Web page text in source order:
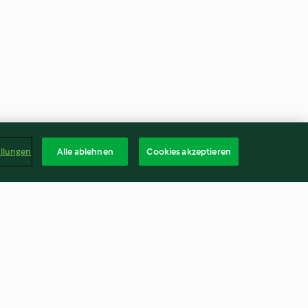
Alle ablehnen Cookies akzeptieren